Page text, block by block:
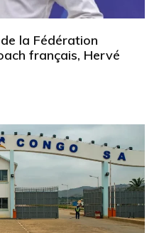
la Fédération
français, Hervé